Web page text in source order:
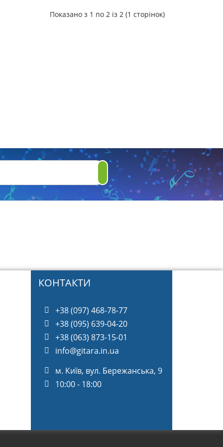
Показано з 1 по 2 із 2 (1 сторінок)
КОНТАКТИ
+38 (097) 468-78-77
+38 (095) 639-04-20
+38 (063) 873-15-01
info@gitara.in.ua
м. Київ, вул. Бережанська, 9
10:00 - 18:00